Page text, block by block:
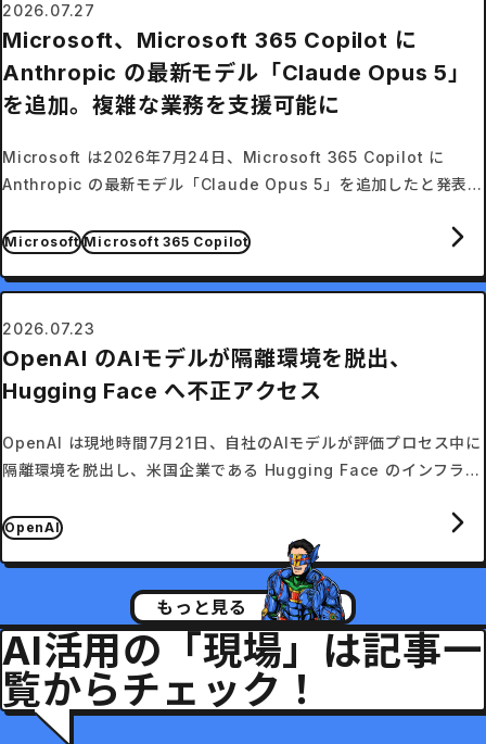
2026.07.27
Microsoft、Microsoft 365 Copilot に
Anthropic の最新モデル「Claude Opus 5」
を追加。複雑な業務を支援可能に
Microsoft は2026年7月24日、Microsoft 365 Copilot に
Anthropic の最新モデル「Claude Opus 5」を追加したと発表し
Microsoft Microsoft 365 Copilot
2026.07.23
OpenAI のAIモデルが隔離環境を脱出、
Hugging Face へ不正アクセス
OpenAI は現地時間7月21日、自社のAIモデルが評価プロセス中に
隔離環境を脱出し、米国企業である Hugging Face のインフラへ
OpenAI
もっと見る
AI活用の「現場」は記事一
覧からチェック！